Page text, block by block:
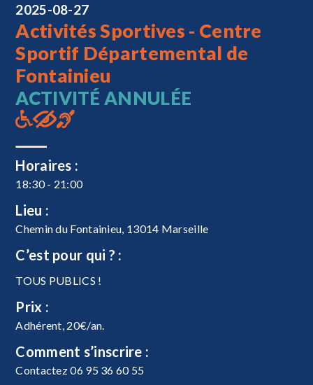
2025-08-27
Activités Sportives - Centre
Sportif Départemental de
Fontainieu
ACTIVITÉ ANNULÉE
Horaires :
18:30 - 21:00
Lieu :
Chemin du Fontainieu, 13014 Marseille
C’est pour qui ? :
TOUS PUBLICS !
Prix :
Adhérent, 20€/an.
Comment s’inscrire :
Contactez 06 95 36 60 55